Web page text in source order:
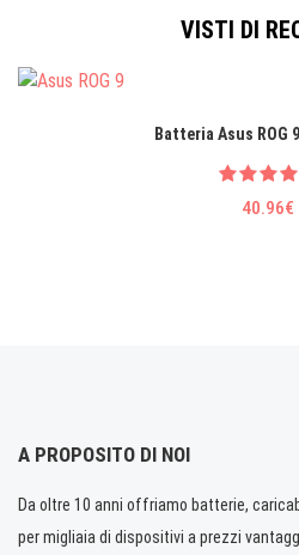
VISTI DI
Batteria Asus ROG
40.96€
A PROPOSITO DI NOI
Da oltre 10 anni offriamo batterie,
per migliaia di dispositivi a prezzi